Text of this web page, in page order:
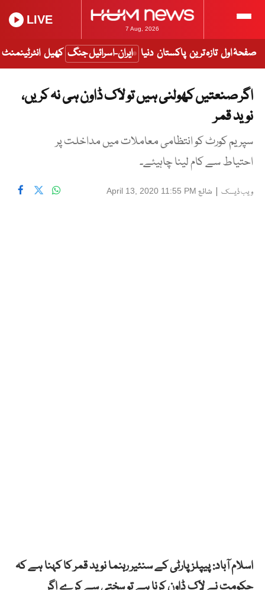
7 Aug, 2026
LIVE
صفحۂ اول تازہ ترین پاکستان دنیا ایران-اسرائیل جنگ کھیل انٹرٹینمنٹ
اگر صنعتیں کھولنی ہیں تو لاک ڈاون ہی نہ کریں،
نوید قمر
سپریم کورٹ کو انتظامی معاملات میں مداخلت پر
احتیاط سے کام لینا چاہیئے۔
ویب ڈیسک | شائع April 13, 2020 11:55 PM
اسلام آباد: پیپلز پارٹی کے سنئیر رہنما نوید قمر کا کہنا ہے کہ